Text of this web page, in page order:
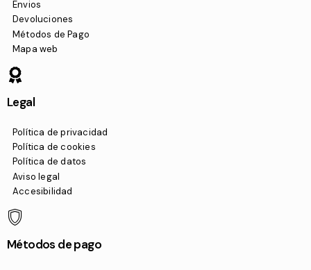
Envios
Devoluciones
Métodos de Pago
Mapa web
Legal
Política de privacidad
Política de cookies
Política de datos
Aviso legal
Accesibilidad
Métodos de pago